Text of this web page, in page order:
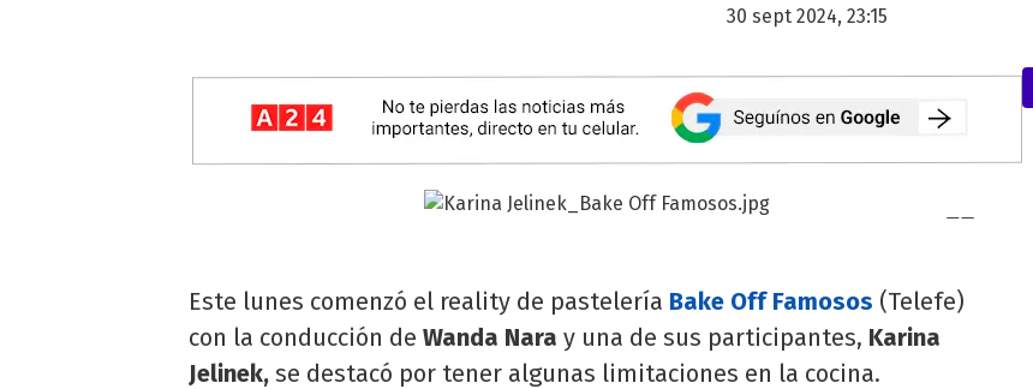
30 sept 2024, 23:15
Este lunes comenzó el reality de pastelería Bake Off Famosos (Telefe)
con la conducción de Wanda Nara y una de sus participantes, Karina
Jelinek, se destacó por tener algunas limitaciones en la cocina.